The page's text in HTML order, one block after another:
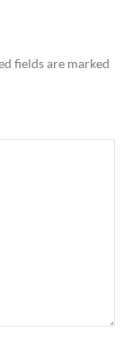
fields are marked